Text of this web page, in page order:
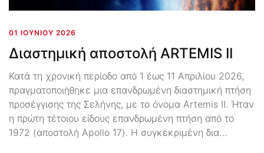
01 ΙΟΥΝΊΟΥ 2026
Διαστημική αποστολή ARTEMIS II
Κατά τη χρονική περίοδο από 1 έως 11 Απριλίου 2026,
πραγματοποιήθηκε μια επανδρωμένη διαστημική πτήση
προσέγγισης της Σελήνης, με το όνομα Artemis II. Ήταν
η πρώτη τέτοιου είδους επανδρωμένη πτήση από το
1972 (αποστολή Apollo 17). Η συγκεκριμένη δια…